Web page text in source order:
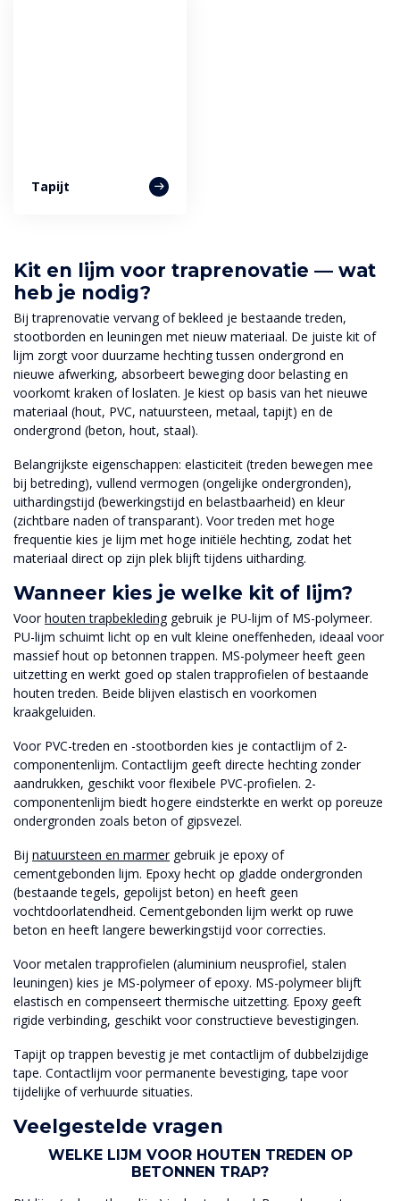
Tapijt
Kit en lijm voor traprenovatie — wat
heb je nodig?
Bij traprenovatie vervang of bekleed je bestaande treden,
stootborden en leuningen met nieuw materiaal. De juiste kit of
lijm zorgt voor duurzame hechting tussen ondergrond en
nieuwe afwerking, absorbeert beweging door belasting en
voorkomt kraken of loslaten. Je kiest op basis van het nieuwe
materiaal (hout, PVC, natuursteen, metaal, tapijt) en de
ondergrond (beton, hout, staal).
Belangrijkste eigenschappen: elasticiteit (treden bewegen mee
bij betreding), vullend vermogen (ongelijke ondergronden),
uithardingstijd (bewerkingstijd en belastbaarheid) en kleur
(zichtbare naden of transparant). Voor treden met hoge
frequentie kies je lijm met hoge initiële hechting, zodat het
materiaal direct op zijn plek blijft tijdens uitharding.
Wanneer kies je welke kit of lijm?
Voorhouten trapbekledinggebruik je PU-lijm of MS-polymeer.
PU-lijm schuimt licht op en vult kleine oneffenheden, ideaal voor
massief hout op betonnen trappen. MS-polymeer heeft geen
uitzetting en werkt goed op stalen trapprofielen of bestaande
houten treden. Beide blijven elastisch en voorkomen
kraakgeluiden.
Voor PVC-treden en -stootborden kies je contactlijm of 2-
componentenlijm. Contactlijm geeft directe hechting zonder
aandrukken, geschikt voor flexibele PVC-profielen. 2-
componentenlijm biedt hogere eindsterkte en werkt op poreuze
ondergronden zoals beton of gipsvezel.
Bij natuursteen en marmergebruik je epoxy of
cementgebonden lijm. Epoxy hecht op gladde ondergronden
(bestaande tegels, gepolijst beton) en heeft geen
vochtdoorlatendheid. Cementgebonden lijm werkt op ruwe
beton en heeft langere bewerkingstijd voor correcties.
Voor metalen trapprofielen (aluminium neusprofiel, stalen
leuningen) kies je MS-polymeer of epoxy. MS-polymeer blijft
elastisch en compenseert thermische uitzetting. Epoxy geeft
rigide verbinding, geschikt voor constructieve bevestigingen.
Tapijt op trappen bevestig je met contactlijm of dubbelzijdige
tape. Contactlijm voor permanente bevestiging, tape voor
tijdelijke of verhuurde situaties.
Veelgestelde vragen
WELKE LIJM VOOR HOUTEN TREDEN OP
BETONNEN TRAP?